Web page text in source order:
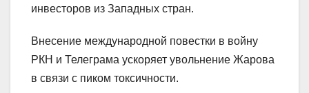
инвесторов из Западных стран.
Внесение международной повестки в войну
РКН и Телеграма ускоряет увольнение Жарова
в связи с пиком токсичности.